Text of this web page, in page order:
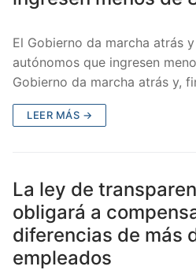
El Gobierno da marcha atrás
autónomos que ingresen
Gobierno da marcha atrás y,
LEER MÁS →
La ley de
obligará a
diferencias de más
empleados